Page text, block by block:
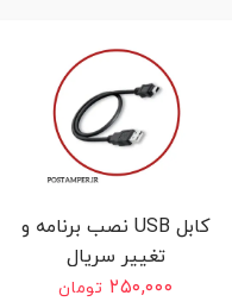
کابل USB نصب برنامه و
تغییر سریال
S90/S80/S58/7210
۲۵۰,۰۰۰ تومان